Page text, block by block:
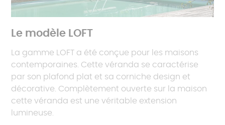
Le modèle LOFT
La gamme LOFT a été conçue pour les maisons
contemporaines. Cette véranda se caractérise
par son plafond plat et sa corniche design et
décorative. Complètement ouverte sur la maison
cette véranda est une véritable extension
lumineuse.